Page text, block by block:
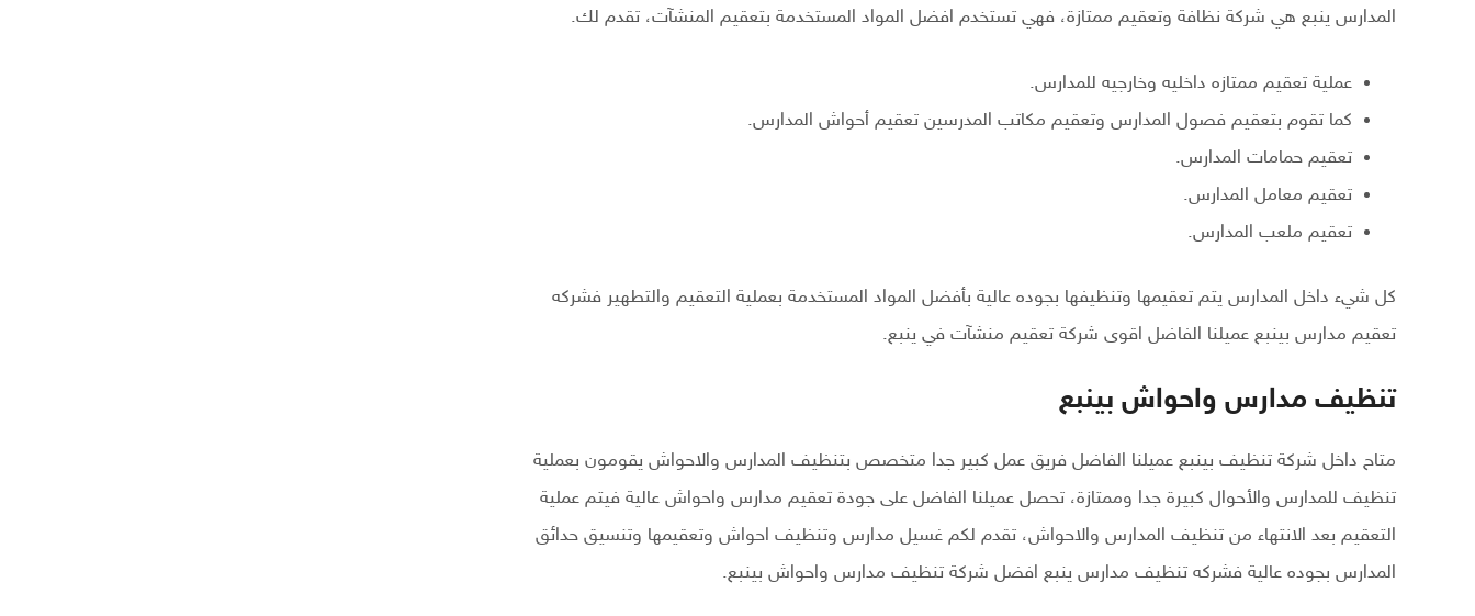
المدارس ينبع هي شركة نظافة وتعقيم ممتازة، فهي تستخدم افضل المواد المستخدمة بتعقيم المنشآت، تقدم لك.
عملية تعقيم ممتازه داخليه وخارجيه للمدارس.
كما تقوم بتعقيم فصول المدارس وتعقيم مكاتب المدرسين تعقيم أحواش المدارس.
تعقيم حمامات المدارس.
تعقيم معامل المدارس.
تعقيم ملعب المدارس.
كل شيء داخل المدارس يتم تعقيمها وتنظيفها بجوده عالية بأفضل المواد المستخدمة بعملية التعقيم والتطهير فشركه
تعقيم مدارس بينبع عميلنا الفاضل اقوى شركة تعقيم منشآت في ينبع.
تنظيف مدارس واحواش بينبع
متاح داخل شركة تنظيف بينبع عميلنا الفاضل فريق عمل كبير جدا متخصص بتنظيف المدارس والاحواش يقومون بعملية
تنظيف للمدارس والأحوال كبيرة جدا وممتازة، تحصل عميلنا الفاضل على جودة تعقيم مدارس واحواش عالية فيتم عملية
التعقيم بعد الانتهاء من تنظيف المدارس والاحواش، تقدم لكم غسيل مدارس وتنظيف احواش وتعقيمها وتنسيق حدائق
المدارس بجوده عالية فشركه تنظيف مدارس ينبع افضل شركة تنظيف مدارس واحواش بينبع.